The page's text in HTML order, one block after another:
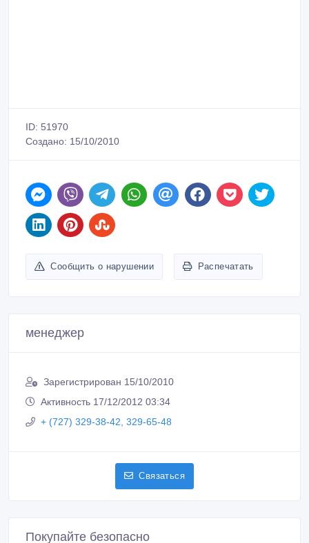
ID: 51970
Создано: 15/10/2010
Сообщить о нарушении Распечатать
менеджер
Зарегистрирован 15/10/2010
Активность 17/12/2012 03:34
+ (727) 329-38-42, 329-65-48
Связаться
Покупайте безопасно